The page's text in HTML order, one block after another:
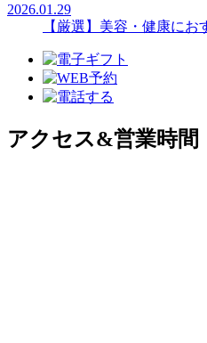
2026.01.29
【厳選】美容・健康にお
アクセス&営業時間